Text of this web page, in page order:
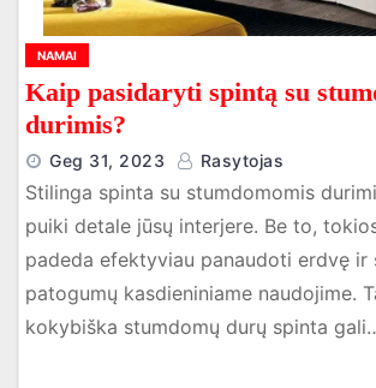
NAMAI
Kaip pasidaryti spintą su
durimis?
Geg 31, 2023 Rasytojas
Stilinga spinta su stumdomomis
puiki detale jūsų interjere. Be to,
padeda efektyviau panaudoti erdvę ir
patogumų kasdieniniame naudojime.
kokybiška stumdomų durų spinta